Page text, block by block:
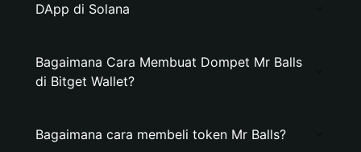
DApp di Solana
Bagaimana Cara Membuat Dompet Mr Balls
di Bitget Wallet?
Bagaimana cara membeli token Mr Balls?